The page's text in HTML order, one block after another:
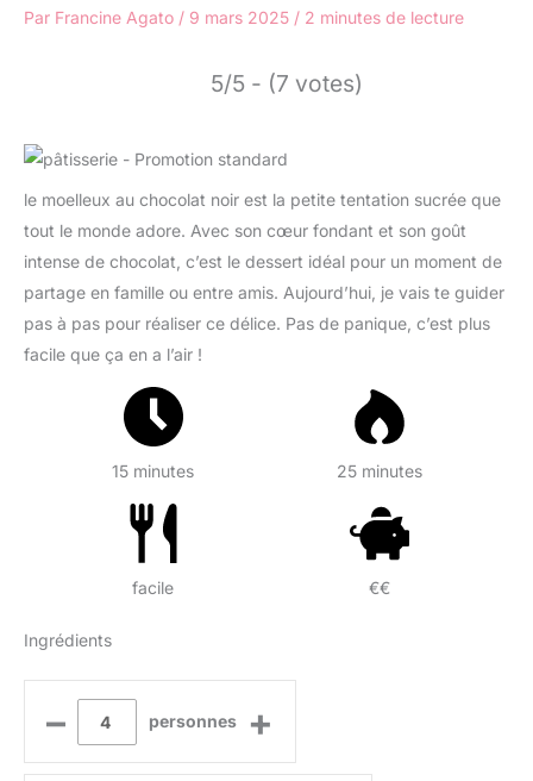
Par Francine Agato / 9 mars 2025 / 2 minutes de lecture
5/5 - (7 votes)
le moelleux au chocolat noir est la petite tentation sucrée que
tout le monde adore. Avec son cœur fondant et son goût
intense de chocolat, c’est le dessert idéal pour un moment de
partage en famille ou entre amis. Aujourd’hui, je vais te guider
pas à pas pour réaliser ce délice. Pas de panique, c’est plus
facile que ça en a l’air !
15 minutes 25 minutes
facile €€
Ingrédients
– personnes +